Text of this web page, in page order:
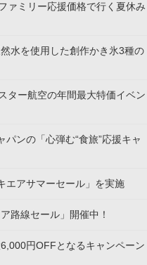
ァミリー応援価格で行く夏休み
水を使用した創作かき氷3種の
ター航空の年間最大特価イベン
ンの「心弾む“食旅”応援キャ
エアサマーセール」を実施
路線セール」開催中！
円OFFとなるキャンペーン